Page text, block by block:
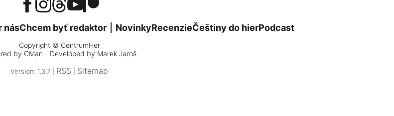
násChcem byť redaktor NovinkyRecenzieČeštiny do hierPodcast
Copyright © CentrumHer
by CMan - Developed by Marek Jaroš
Version: 1.3.7 | RSS Sitemap